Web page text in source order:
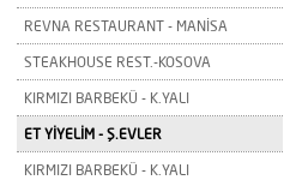
REVNA RESTAURANT - MANİSA
STEAKHOUSE REST.-KOSOVA
KIRMIZI BARBEKÜ - K.YALI
ET YİYELİM - Ş.EVLER
KIRMIZI BARBEKÜ - K.YALI